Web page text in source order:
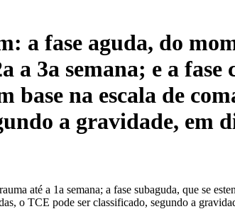
a fase aguda, do
a 3a semana; e a
base na escala de
a gravidade, em
até a 1a semana; a fase subaguda, que se
o TCE pode ser classificado, segundo a